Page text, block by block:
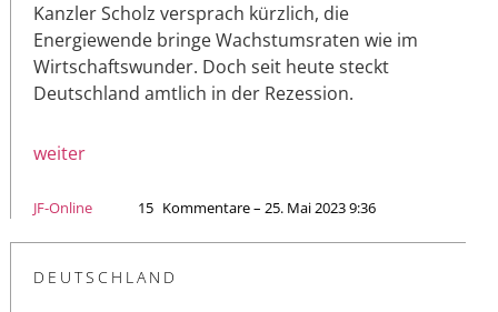
Kanzler Scholz versprach kürzlich, die
Energiewende bringe Wachstumsraten wie im
Wirtschaftswunder. Doch seit heute steckt
Deutschland amtlich in der Rezession.
weiter
JF-Online 15 Kommentare – 25. Mai 2023 9:36
DEUTSCHLAND